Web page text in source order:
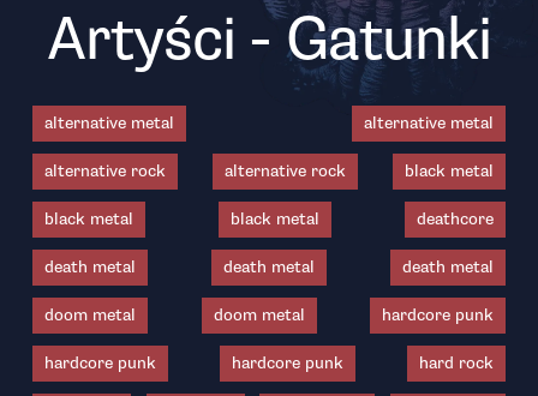
Artyści - Gatunki
alternative metal alternative metal
alternative rock alternative rock black metal
black metal black metal deathcore
death metal death metal death metal
doom metal doom metal hardcore punk
hardcore punk hardcore punk hard rock